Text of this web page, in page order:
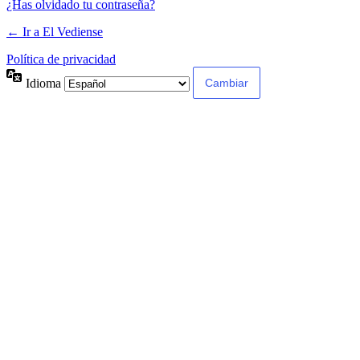
¿Has olvidado tu contraseña?
← Ir a El Vediense
Política de privacidad
Idioma